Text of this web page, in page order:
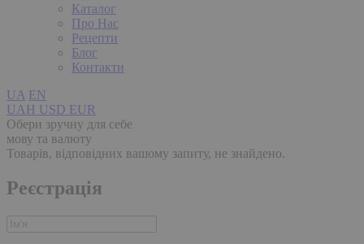
Каталог
Про Нас
Рецепти
Блог
Контакти
UA EN
UAH USD EUR
Обери зручну для себе
мову та валюту
Товарів, відповідних вашому запиту, не знайдено.
Реєстрація